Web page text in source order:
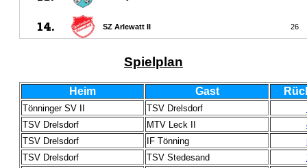
Spielplan
Heim Gast
Tönninger SV II TSV Drelsdorf
TSV Drelsdorf
MTV Leck II
TSV Drelsdorf
IF Tönning
TSV Drelsdorf
TSV Stedesand